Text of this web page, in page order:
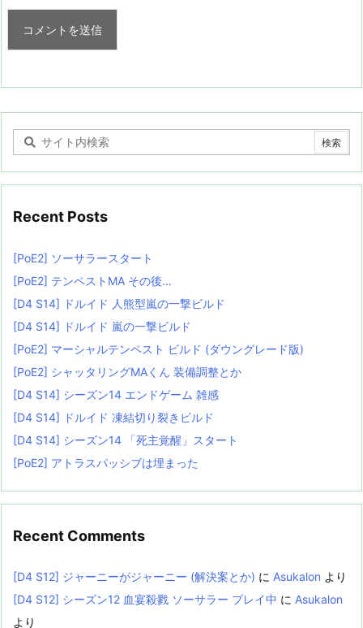
Recent Posts
[PoE2] ソーサラースタート
[PoE2] テンペストMA その後…
[D4 S14] ドルイド 人熊型嵐の一撃ビルド
[D4 S14] ドルイド 嵐の一撃ビルド
[PoE2] マーシャルテンペスト ビルド (ダウングレード版)
[PoE2] シャッタリングMAくん 装備調整とか
[D4 S14] シーズン14 エンドゲーム 雑感
[D4 S14] ドルイド 凍結切り裂きビルド
[D4 S14] シーズン14 「死主覚醒」スタート
[PoE2] アトラスパッシブは埋まった
Recent Comments
[D4 S12] ジャーニーがジャーニー (解決案とか) に Asukalon より
[D4 S12] シーズン12 血宴殺戮 ソーサラー プレイ中 に Asukalon
より